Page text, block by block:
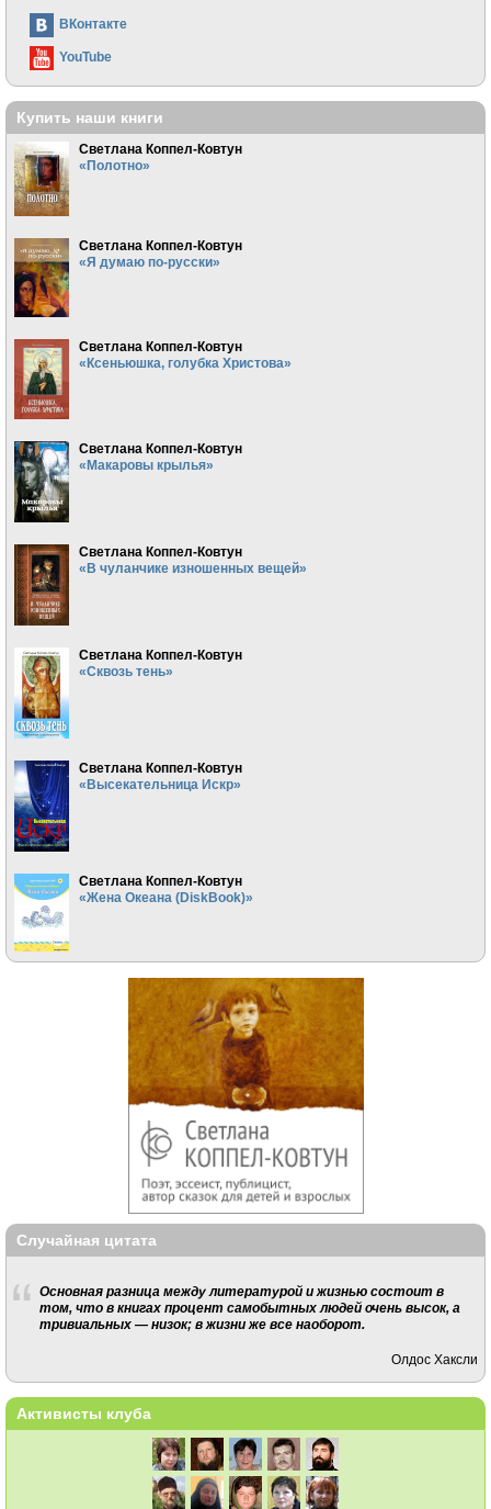
ВКонтакте
YouTube
Купить наши книги
Светлана Коппел-Ковтун
«Полотно»
Светлана Коппел-Ковтун
«Я думаю по-русски»
Светлана Коппел-Ковтун
«Ксеньюшка, голубка Христова»
Светлана Коппел-Ковтун
«Макаровы крылья»
Светлана Коппел-Ковтун
«В чуланчике изношенных вещей»
Светлана Коппел-Ковтун
«Сквозь тень»
Светлана Коппел-Ковтун
«Высекательница Искр»
Светлана Коппел-Ковтун
«Жена Океана (DiskBook)»
Случайная цитата
Основная разница между литературой и жизнью состоит в
том, что в книгах процент самобытных людей очень высок, а
тривиальных — низок; в жизни же все наоборот.
Олдос Хаксли
Активисты клуба